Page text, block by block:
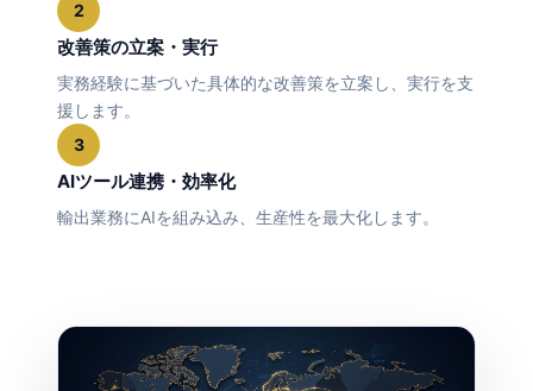
2
改善策の立案・実行
実務経験に基づいた具体的な改善策を立案し、実行を支
援します。
3
AIツール連携・効率化
輸出業務にAIを組み込み、生産性を最大化します。